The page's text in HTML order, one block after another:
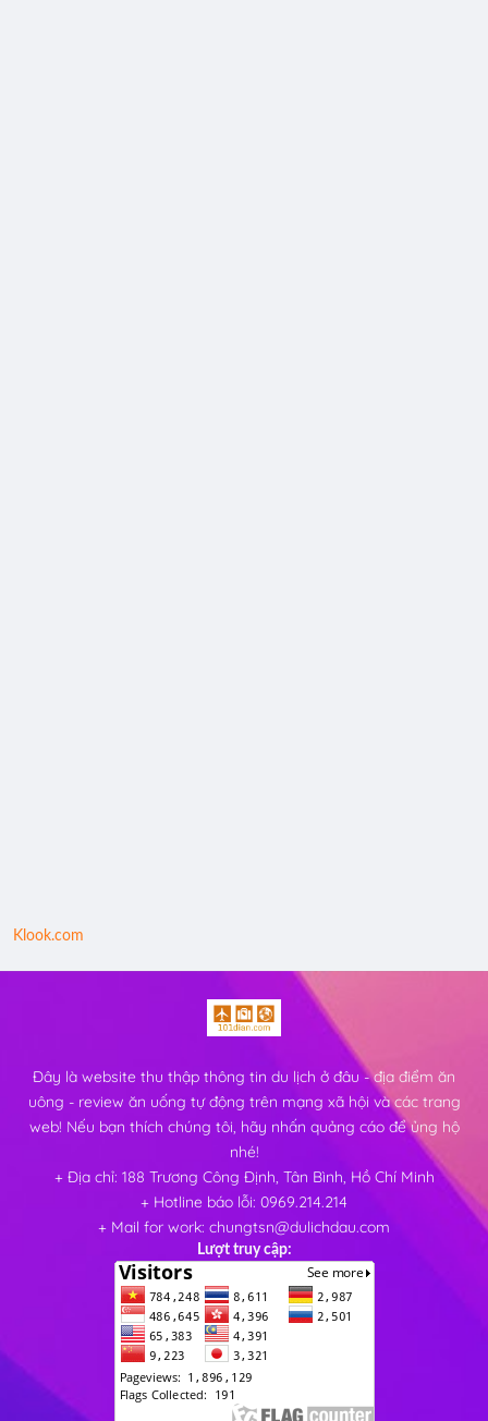
Klook.com
Đây là website thu thập thông tin du lịch ở đâu - địa điểm ăn
uông - review ăn uống tự động trên mạng xã hội và các trang
web! Nếu bạn thích chúng tôi, hãy nhấn quảng cáo để ủng hộ
nhé!
+ Địa chỉ: 188 Trương Công Định, Tân Bình, Hồ Chí Minh
+ Hotline báo lỗi: 0969.214.214
+ Mail for work: chungtsn@dulichdau.com
Lượt truy cập: